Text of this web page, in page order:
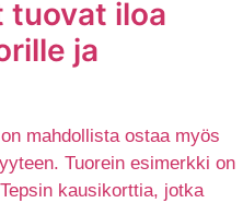
tuovat iloa
ja
mahdollista ostaa myös
Tuorein esimerkki on
kausikorttia, jotka